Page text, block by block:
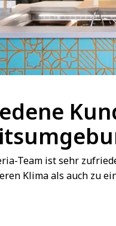
Team ist sehr
Klima als auch zu